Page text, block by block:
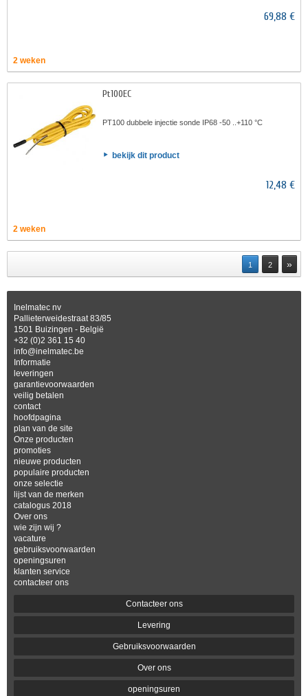
69,88 €
2 weken
Pt100EC
PT100 dubbele injectie sonde IP68 -50 ..+110 °C
bekijk dit product
12,48 €
2 weken
1 2 »
Inelmatec nv
Pallieterweidestraat 83/85
1501 Buizingen - België
+32 (0)2 361 15 40
info@inelmatec.be
Informatie
leveringen
garantievoorwaarden
veilig betalen
contact
hoofdpagina
plan van de site
Onze producten
promoties
nieuwe producten
populaire producten
onze selectie
lijst van de merken
catalogus 2018
Over ons
wie zijn wij ?
vacature
gebruiksvoorwaarden
openingsuren
klanten service
contacteer ons
Contacteer ons
Levering
Gebruiksvoorwaarden
Over ons
openingsuren